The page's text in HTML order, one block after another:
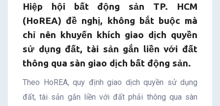
“lợi
ích
nhóm”
Hiệp hội bất động sản TP. HCM
(HoREA) đề nghị, không bắt buộc mà
chỉ nên khuyến khích giao dịch quyền
sử dụng đất, tài sản gắn liền với đất
thông qua sàn giao dịch bất động sản.
Theo HoREA, quy định giao dịch quyền sử dụng
đất, tài sản gắn liền với đất phải thông qua sàn